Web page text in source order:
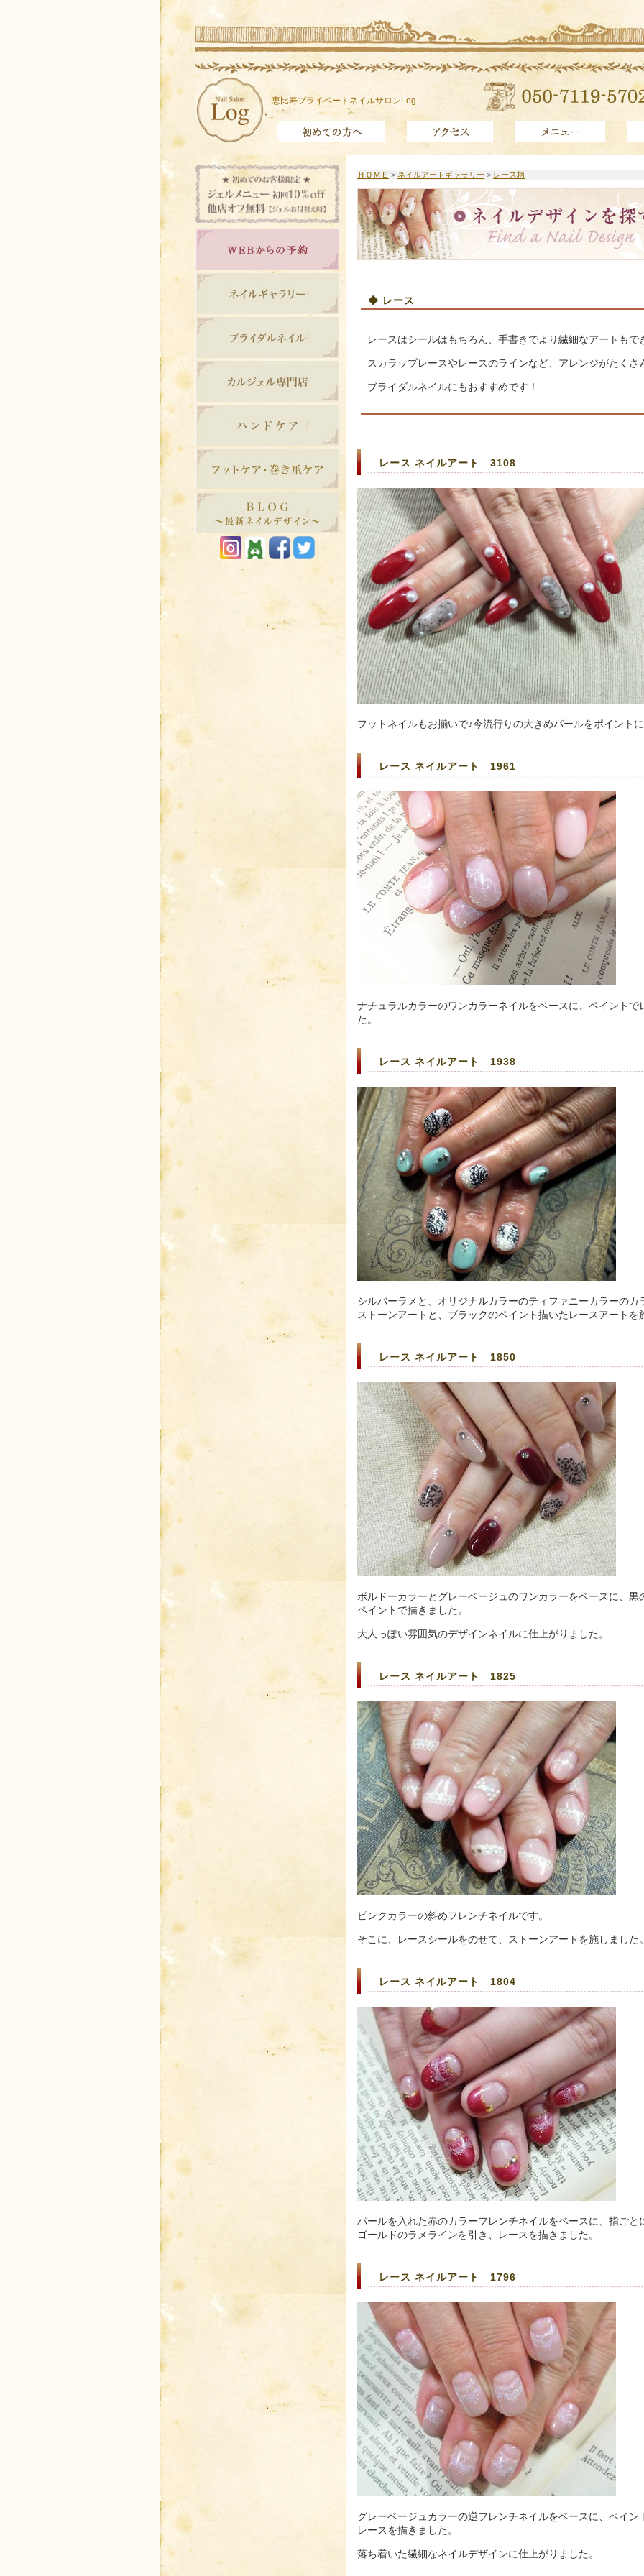
恵比寿プライベートネイルサロンLog
ＨＯＭＥ > ネイルアートギャラリー > レース柄
◆ レース
レースはシールはもちろん、手書きでより繊細なアートもで
スカラップレースやレースのラインなど、アレンジがたくさ
ブライダルネイルにもおすすめです！
レース ネイルアート 3108
フットネイルもお揃いで♪今流行りの大きめパールをポイント
レース ネイルアート 1961
ナチュラルカラーのワンカラーネイルをベースに、ペイントで
た。
レース ネイルアート 1938
シルバーラメと、オリジナルカラーのティファニーカラーのカ
ストーンアートと、ブラックのペイント描いたレースアートを
レース ネイルアート 1850
ボルドーカラーとグレーベージュのワンカラーをベースに、黒
ペイントで描きました。
大人っぽい雰囲気のデザインネイルに仕上がりました。
レース ネイルアート 1825
ピンクカラーの斜めフレンチネイルです。
そこに、レースシールをのせて、ストーンアートを施しました
レース ネイルアート 1804
パールを入れた赤のカラーフレンチネイルをベースに、指ごと
ゴールドのラメラインを引き、レースを描きました。
レース ネイルアート 1796
グレーベージュカラーの逆フレンチネイルをベースに、ペイン
レースを描きました。
落ち着いた繊細なネイルデザインに仕上がりました。